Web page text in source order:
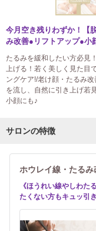
今月空き残りわずか！【
み改善●リフトアップ●小
たるみを緩和したい方必見
上げる！若く美しく見た目
ングケア!/老け顔・たるみ
を流し、自然に引き上げ若
小顔にも♪
サロンの特徴
ホウレイ線・たる
《ほうれい線やしわた
たくない方もキュッ引